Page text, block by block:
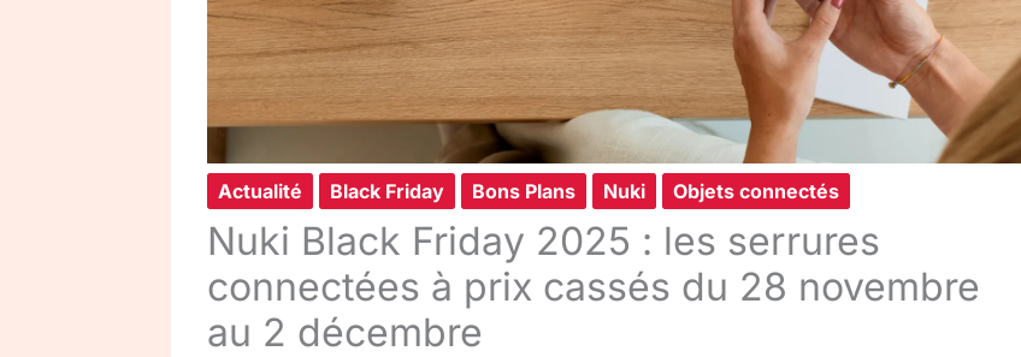
Actualité Black Friday Bons Plans Nuki Objets connectés
Nuki Black Friday 2025 : les serrures
connectées à prix cassés du 28 novembre
au 2 décembre